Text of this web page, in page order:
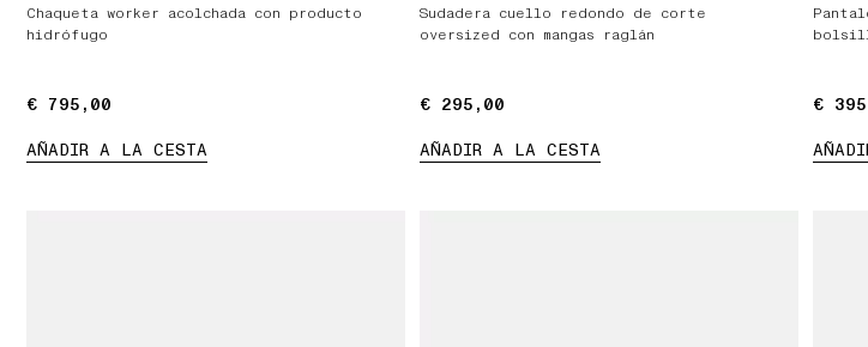
Chaqueta worker acolchada con producto
hidrófugo
€ 795,00
€ 795,00
AÑADIR A LA CESTA
Sudadera cuello redondo de corte
oversized con mangas raglán
€ 295,00
€ 295,00
AÑADIR A LA CESTA
€
€